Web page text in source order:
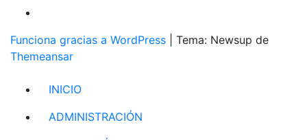
Funciona gracias a WordPress
Tema: Newsup de
Themeansar
INICIO
ADMINISTRACIÓN